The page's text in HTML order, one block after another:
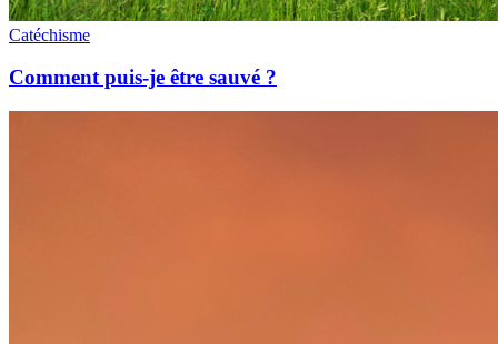
Catéchisme
Comment puis-je être sauvé ?